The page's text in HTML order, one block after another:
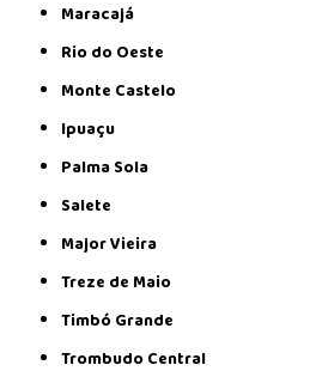
Maracajá
Rio do Oeste
Monte Castelo
Ipuaçu
Palma Sola
Salete
Major Vieira
Treze de Maio
Timbó Grande
Trombudo Central